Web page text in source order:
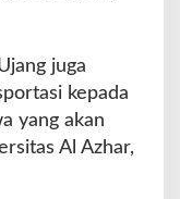
juga
kepada
yang akan
Al Azhar,